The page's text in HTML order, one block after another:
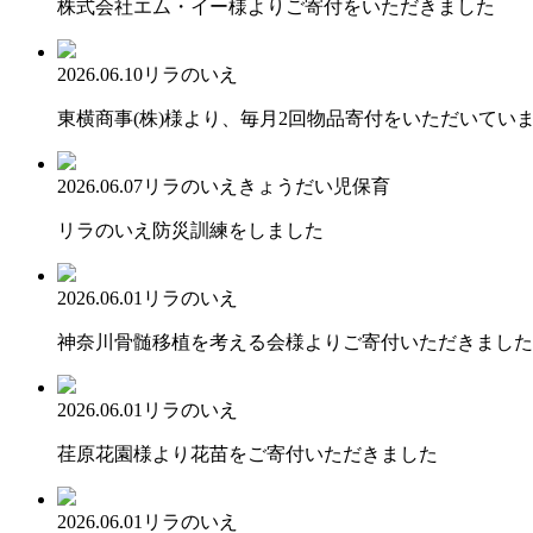
株式会社エム・イー様よりご寄付をいただきました
2026.06.10リラのいえ
東横商事(株)様より、毎月2回物品寄付をいただいてい
2026.06.07リラのいえ きょうだい児保育
リラのいえ防災訓練をしました
2026.06.01 リラのいえ
神奈川骨髄移植を考える会様よりご寄付いただきました
2026.06.01 リラのいえ
荏原花園様より花苗をご寄付いただきました
2026.06.01 リラのいえ